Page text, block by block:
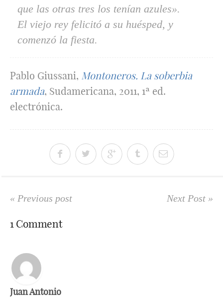
que las otras tres los tenían azules».
El viejo rey felicitó a su huésped, y
comenzó la fiesta.
Pablo Giussani, Montoneros. La soberbia
armada, Sudamericana, 2011, 1ª ed.
electrónica.
« Previous post Next Post »
1 Comment
Juan Antonio